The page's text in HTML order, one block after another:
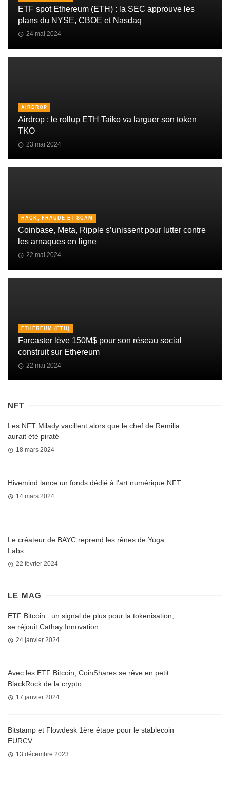
ETF spot Ethereum (ETH) : la SEC approuve les
plans du NYSE, CBOE et Nasdaq
24 mai 2024
AIRDROP
Airdrop : le rollup ETH Taiko va larguer son token
TKO
23 mai 2024
HACK, FRAUDE ET SCAM
Coinbase, Meta, Ripple s’unissent pour lutter contre
les arnaques en ligne
22 mai 2024
ETHEREUM (ETH)
Farcaster lève 150M$ pour son réseau social
construit sur Ethereum
22 mai 2024
NFT
Les NFT Milady vacillent alors que le chef de Remilia
aurait été piraté
18 mars 2024
Hivemind lance un fonds dédié à l’art numérique NFT
14 mars 2024
Le créateur de BAYC reprend les rênes de Yuga
Labs
22 février 2024
LE MAG
ETF Bitcoin : un signal de plus pour la tokenisation,
se réjouit Cathay Innovation
24 janvier 2024
Avec les ETF Bitcoin, CoinShares se rêve en petit
BlackRock de la crypto
17 janvier 2024
Bitstamp et Flowdesk 1ère étape pour le stablecoin
EURCV
13 décembre 2023